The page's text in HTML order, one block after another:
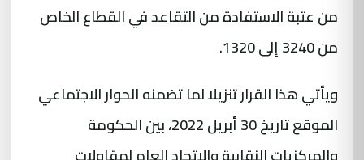
من عتبة الاستفادة من التقاعد في القطاع الخاص
من 3240 إلى 1320.
ويأتي هذا القرار تنزيلا لما تضمنه الحوار الاجتماعي
الموقع تاريخ 30 أبريل 2022، بين الحكومة